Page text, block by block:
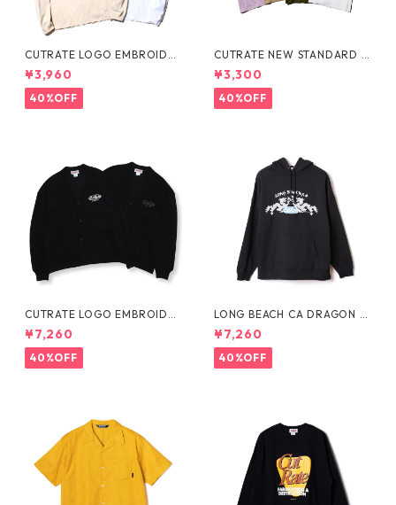
CUTRATE LOGO EMBROIDER
Y DROP SHOULDER L/S T-S
HIRT
¥3,960
40%OFF
CUTRATE NEW STANDARD L
OGO DROP SHOULDER S/S
T-SHIRT
¥3,300
40%OFF
CUTRATE LOGO EMBROIDER
Y SWEAT CARDIGAN
¥7,260
40%OFF
LONG BEACH CA DRAGON P
ULLOVER HD
¥7,260
40%OFF